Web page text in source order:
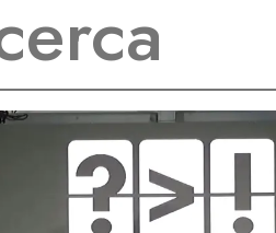
reinventare il